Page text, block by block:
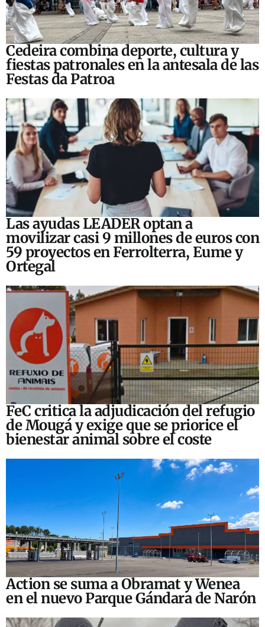
Cedeira combina deporte, cultura y
fiestas patronales en la antesala de las
Festas da Patroa
Las ayudas LEADER optan a
movilizar casi 9 millones de euros con
59 proyectos en Ferrolterra, Eume y
Ortegal
FeC critica la adjudicación del refugio
de Mougá y exige que se priorice el
bienestar animal sobre el coste
Action se suma a Obramat y Wenea
en el nuevo Parque Gándara de Narón